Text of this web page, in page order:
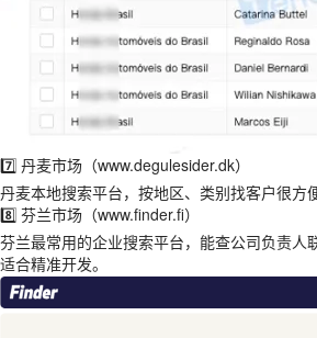
7️⃣ 丹麦市场（www.degulesider.dk）
丹麦本地搜索平台，按地区、类别找客户很方
8️⃣ 芬兰市场（www.finder.fi）
芬兰最常用的企业搜索平台，能查公司负责人
适合精准开发。